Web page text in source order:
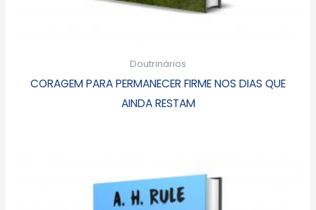
Doutrinários
CORAGEM PARA PERMANECER FIRME NOS DIAS QUE
AINDA RESTAM